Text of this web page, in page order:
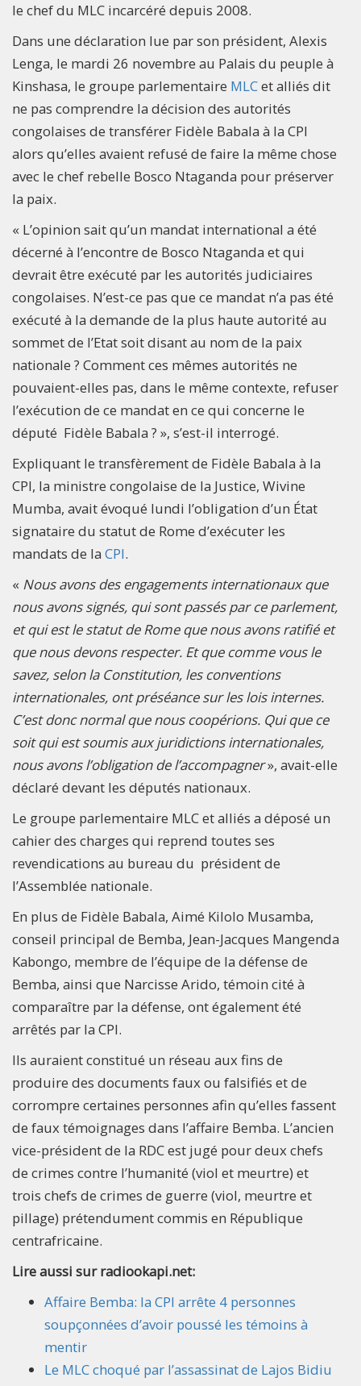
le chef du MLC incarcéré depuis 2008.
Dans une déclaration lue par son président, Alexis
Lenga, le mardi 26 novembre au Palais du peuple à
Kinshasa, le groupe parlementaire MLCet alliés dit
ne pas comprendre la décision des autorités
congolaises de transférer Fidèle Babala à la CPI
alors qu’elles avaient refusé de faire la même chose
avec le chef rebelle Bosco Ntaganda pour préserver
la paix.
« L’opinion sait qu’un mandat international a été
décerné à l’encontre de Bosco Ntaganda et qui
devrait être exécuté par les autorités judiciaires
congolaises. N’est-ce pas que ce mandat n’a pas été
exécuté à la demande de la plus haute autorité au
sommet de l’Etat soit disant au nom de la paix
nationale ? Comment ces mêmes autorités ne
pouvaient-elles pas, dans le même contexte, refuser
l’exécution de ce mandat en ce qui concerne le
député Fidèle Babala ? », s’est-il interrogé.
Expliquant le transfèrement de Fidèle Babala à la
CPI, la ministre congolaise de la Justice, Wivine
Mumba, avait évoqué lundi l’obligation d’un État
signataire du statut de Rome d’exécuter les
mandats de la CPI.
« Nous avons des engagements internationaux que
nous avons signés, qui sont passés par ce parlement,
et qui est le statut de Rome que nous avons ratifié et
que nous devons respecter. Et que comme vous le
savez, selon la Constitution, les conventions
internationales, ont préséance sur les lois internes.
C’est donc normal que nous coopérions. Qui que ce
soit qui est soumis aux juridictions internationales,
nous avons l’obligation de l’accompagner», avait-elle
déclaré devant les députés nationaux.
Le groupe parlementaire MLC et alliés a déposé un
cahier des charges qui reprend toutes ses
revendications au bureau du président de
l’Assemblée nationale.
En plus de Fidèle Babala, Aimé Kilolo Musamba,
conseil principal de Bemba, Jean-Jacques Mangenda
Kabongo, membre de l’équipe de la défense de
Bemba, ainsi que Narcisse Arido, témoin cité à
comparaître par la défense, ont également été
arrêtés par la CPI.
Ils auraient constitué un réseau aux fins de
produire des documents faux ou falsifiés et de
corrompre certaines personnes afin qu’elles fassent
de faux témoignages dans l’affaire Bemba. L’ancien
vice-président de la RDC est jugé pour deux chefs
de crimes contre l’humanité (viol et meurtre) et
trois chefs de crimes de guerre (viol, meurtre et
pillage) prétendument commis en République
centrafricaine.
Lire aussi sur radiookapi.net:
Affaire Bemba: la CPI arrête 4 personnes
soupçonnées d’avoir poussé les témoins à
mentir
Le MLC choqué par l’assassinat de Lajos Bidiu